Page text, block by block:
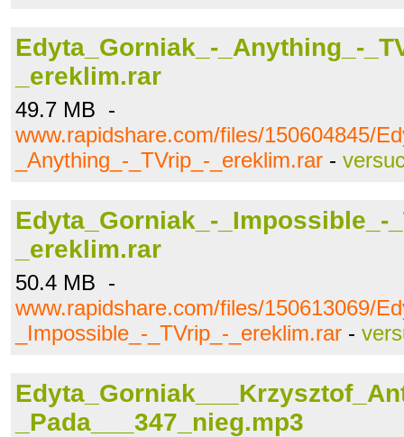
Edyta_Gorniak_-_Anything_-
_ereklim.rar
49.7 MB -
www.rapidshare.com/files/150604845/
_Anything_-_TVrip_-_ereklim.rar -
Edyta_Gorniak_-_Impossible_-
_ereklim.rar
50.4 MB -
www.rapidshare.com/files/150613069/
_Impossible_-_TVrip_-_ereklim.rar -
_Pada___347_nieg.mp3